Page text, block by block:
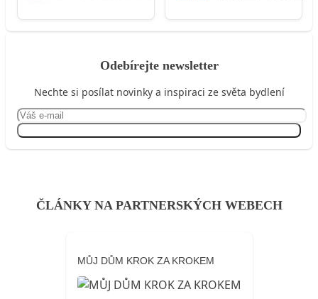
Odebírejte newsletter
Nechte si posílat novinky a inspiraci ze světa bydlení
ČLÁNKY NA PARTNERSKÝCH WEBECH
MŮJ DŮM KROK ZA KROKEM